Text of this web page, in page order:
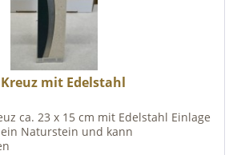
mit Edelstahl
ca. 23 x 15 cm mit Edelstahl Einlage
Naturstein und kann